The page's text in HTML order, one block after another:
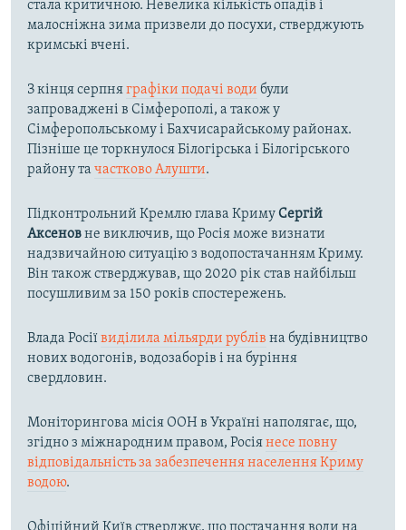
стала критичною. Невелика кількість опадів і
малосніжна зима призвели до посухи, стверджують
кримські вчені.
З кінця серпняграфіки подачі води були
запроваджені в Сімферополі, а також у
Сімферопольському і Бахчисарайському районах.
Пізніше це торкнулося Білогірська і Білогірського
району та частково Алушти.
Підконтрольний Кремлю глава КримуСергій
Аксеновне виключив, що Росія може визнати
надзвичайною ситуацію з водопостачанням Криму.
Він також стверджував, що 2020 рік став найбільш
посушливим за 150 років спостережень.
Влада Росіївиділила мільярди рублів на будівництво
нових водогонів, водозаборів і на буріння
свердловин.
Моніторингова місія ООН в Україні наполягає, що,
згідно з міжнародним правом, Росіянесе повну
відповідальність за забезпечення населення Криму
водою.